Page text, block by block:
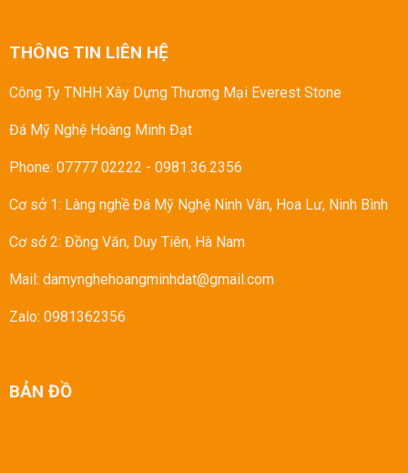
THÔNG TIN LIÊN HỆ
Công Ty TNHH Xây Dựng Thương Mại Everest Stone
Đá Mỹ Nghệ Hoàng Minh Đạt
Phone: 07777 02222 - 0981.36.2356
Cơ sở 1: Làng nghề Đá Mỹ Nghệ Ninh Vân, Hoa Lư, Ninh Bình
Cơ sở 2: Đồng Văn, Duy Tiên, Hà Nam
Mail: damynghehoangminhdat@gmail.com
Zalo: 0981362356
BẢN ĐỒ